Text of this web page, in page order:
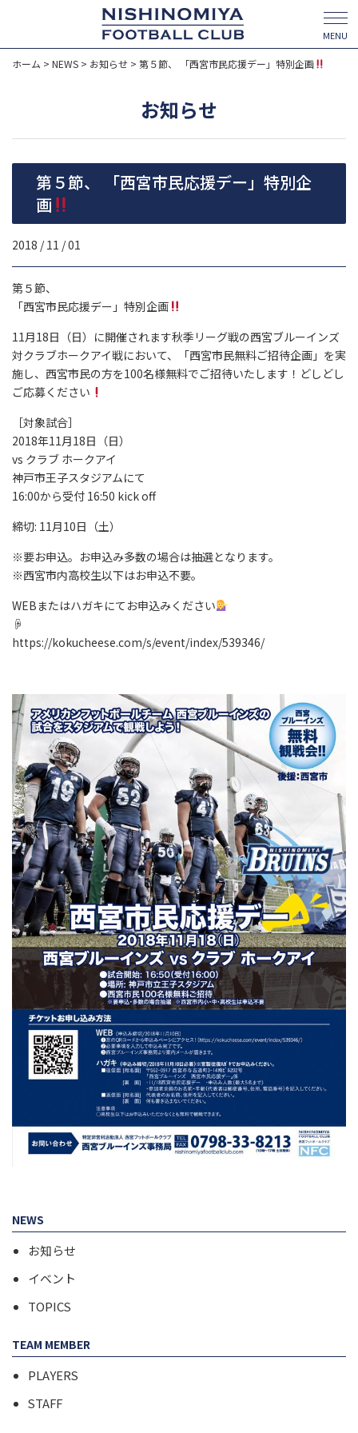
MENU
ホーム > NEWS > お知らせ > 第５節、 「西宮市民応援デー」特別企画
お知らせ
第５節、 「西宮市民応援デー」特別企
画
2018 / 11 / 01
第５節、
「西宮市民応援デー」特別企画
11月18日（日）に開催されます秋季リーグ戦の西宮ブルーインズ
対クラブホークアイ戦において、「西宮市民無料ご招待企画」を実
施し、西宮市民の方を100名様無料でご招待いたします！どしどし
ご応募ください
［対象試合］
2018年11月18日（日）
vs クラブ ホークアイ
神戸市王子スタジアムにて
16:00から受付 16:50 kick off
締切: 11月10日（土）
※要お申込。お申込み多数の場合は抽選となります。
※西宮市内高校生以下はお申込不要。
WEBまたはハガキにてお申込みください
☟
https://kokucheese.com/s/event/index/539346/
NEWS
お知らせ
イベント
TOPICS
TEAM MEMBER
PLAYERS
STAFF